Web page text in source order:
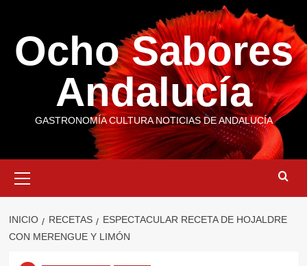
contenido
Ocho Sabores
Andalucía
GASTRONOMÍA CULTURA NOTICIAS DE ANDALUCÍA
primario
INICIO RECETAS
ESPECTACULAR RECETA DE HOJALDRE
CON MERENGUE Y LIMÓN